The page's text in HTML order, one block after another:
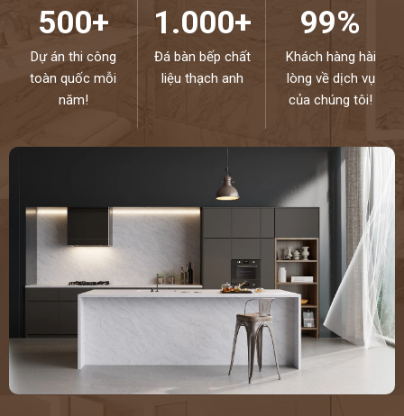
500+
Dự án thi công
toàn quốc mỗi
năm!
1.000+
Đá bàn bếp chất
liệu thạch anh
99%
Khách hàng hài
lòng về dịch vụ
của chúng tôi!